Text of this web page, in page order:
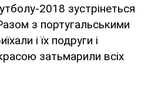
2018 зустрінеться
з португальськими
і їх подруги і
затьмарили всіх